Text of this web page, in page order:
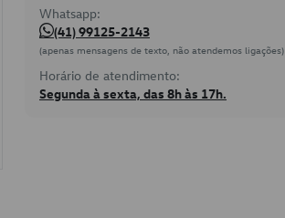
Whatsapp:
(41) 99125-2143
(apenas mensagens de texto, não atendemos ligações)
Horário de atendimento:
Segunda à sexta, das 8h às 17h.